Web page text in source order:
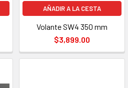
AÑADIR A LA CESTA
Volante SW4 350 mm
$3,899.00